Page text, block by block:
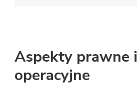
Aspekty prawne i
operacyjne